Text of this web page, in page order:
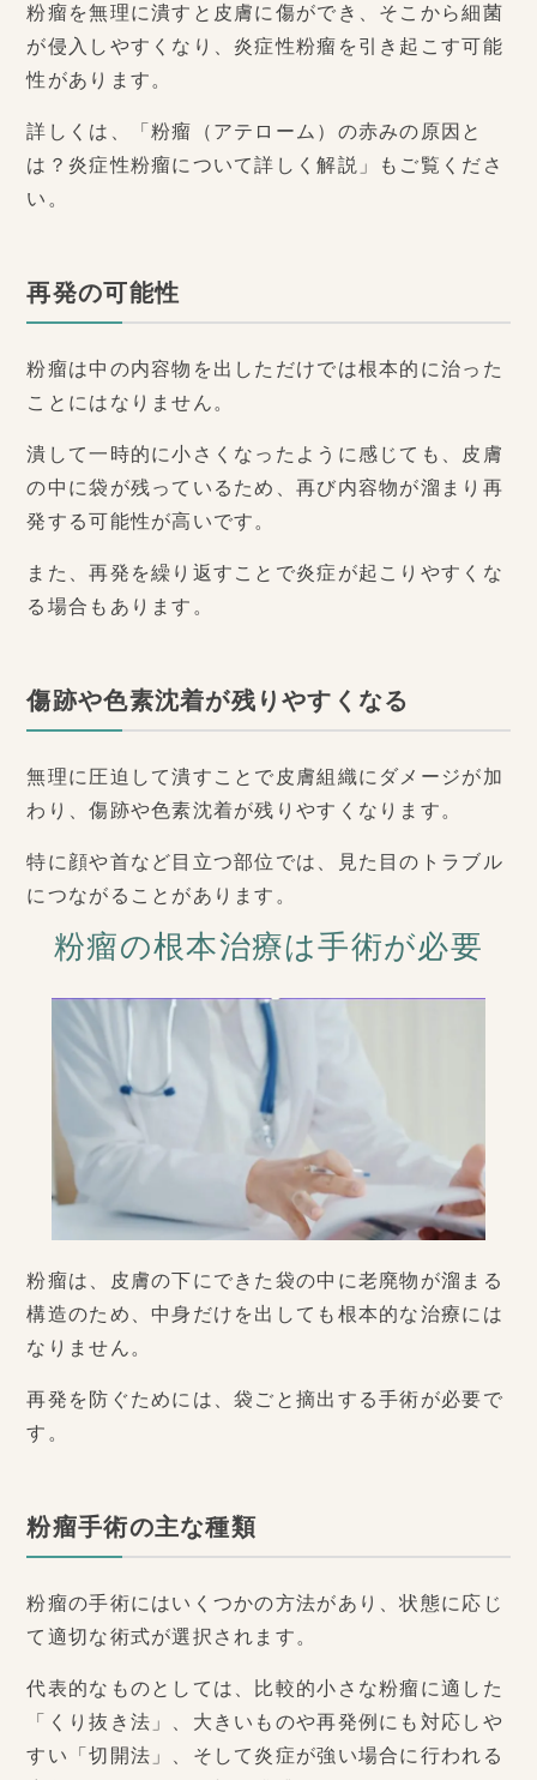
粉瘤を無理に潰すと皮膚に傷ができ、そこから細菌
が侵入しやすくなり、炎症性粉瘤を引き起こす可能
性があります。
詳しくは、「粉瘤（アテローム）の赤みの原因と
は？炎症性粉瘤について詳しく解説」もご覧くださ
い。
再発の可能性
粉瘤は中の内容物を出しただけでは根本的に治った
ことにはなりません。
潰して一時的に小さくなったように感じても、皮膚
の中に袋が残っているため、再び内容物が溜まり再
発する可能性が高いです。
また、再発を繰り返すことで炎症が起こりやすくな
る場合もあります。
傷跡や色素沈着が残りやすくなる
無理に圧迫して潰すことで皮膚組織にダメージが加
わり、傷跡や色素沈着が残りやすくなります。
特に顔や首など目立つ部位では、見た目のトラブル
につながることがあります。
粉瘤の根本治療は手術が必要
粉瘤は、皮膚の下にできた袋の中に老廃物が溜まる
構造のため、中身だけを出しても根本的な治療には
なりません。
再発を防ぐためには、袋ごと摘出する手術が必要で
す。
粉瘤手術の主な種類
粉瘤の手術にはいくつかの方法があり、状態に応じ
て適切な術式が選択されます。
代表的なものとしては、比較的小さな粉瘤に適した
「くり抜き法」、大きいものや再発例にも対応しや
すい「切開法」、そして炎症が強い場合に行われる